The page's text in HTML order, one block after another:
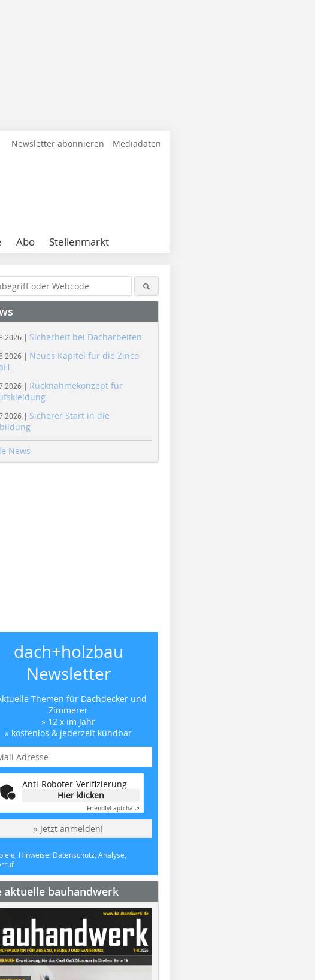
Newsletter abonnieren Mediadaten
Abo Stellenmarkt
Foto: Fundermax
| Sicherheit bei Dacharbeiten
| Neues Kapitel für die Zinco
| Rücknahmekonzept für
| Sicherer Start in die
News
dach+holzbau
Newsletter
Themen für Dachdecker und
Zimmerer
» 12 x im Jahr
» kostenlos & jederzeit kündbar
Anti-Roboter-Verifizierung
Hier klicken
FriendlyCaptcha ⇗
» Jetzt anmelden!
Hinweise: Datenschutz, Analyse,
aktuelle bauhandwerk